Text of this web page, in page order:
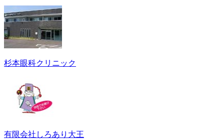
杉本眼科クリニック
有限会社しろあり大王